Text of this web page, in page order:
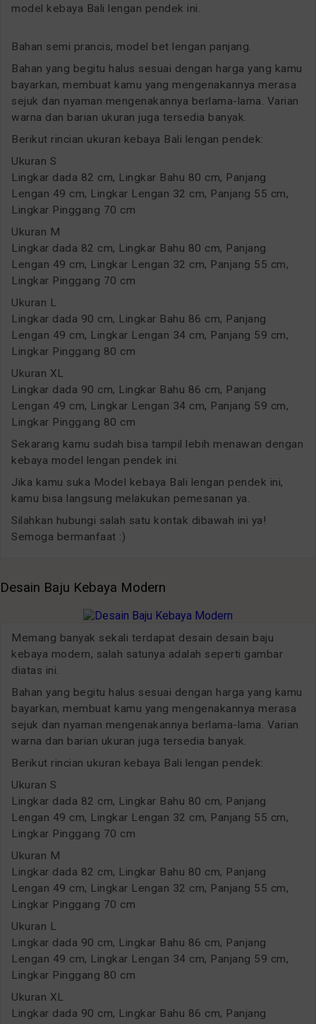
model kebaya Bali lengan pendek ini.
Bahan semi prancis, model bet lengan panjang.
Bahan yang begitu halus sesuai dengan harga yang kamu
bayarkan, membuat kamu yang mengenakannya merasa
sejuk dan nyaman mengenakannya berlama-lama. Varian
warna dan barian ukuran juga tersedia banyak.
Berikut rincian ukuran kebaya Bali lengan pendek:
Ukuran S
Lingkar dada 82 cm, Lingkar Bahu 80 cm, Panjang
Lengan 49 cm, Lingkar Lengan 32 cm, Panjang 55 cm,
Lingkar Pinggang 70 cm
Ukuran M
Lingkar dada 82 cm, Lingkar Bahu 80 cm, Panjang
Lengan 49 cm, Lingkar Lengan 32 cm, Panjang 55 cm,
Lingkar Pinggang 70 cm
Ukuran L
Lingkar dada 90 cm, Lingkar Bahu 86 cm, Panjang
Lengan 49 cm, Lingkar Lengan 34 cm, Panjang 59 cm,
Lingkar Pinggang 80 cm
Ukuran XL
Lingkar dada 90 cm, Lingkar Bahu 86 cm, Panjang
Lengan 49 cm, Lingkar Lengan 34 cm, Panjang 59 cm,
Lingkar Pinggang 80 cm
Sekarang kamu sudah bisa tampil lebih menawan dengan
kebaya model lengan pendek ini.
Jika kamu suka Model kebaya Bali lengan pendek ini,
kamu bisa langsung melakukan pemesanan ya.
Silahkan hubungi salah satu kontak dibawah ini ya!
Semoga bermanfaat :)
Desain Baju Kebaya Modern
Memang banyak sekali terdapat desain desain baju
kebaya modern, salah satunya adalah seperti gambar
diatas ini.
Bahan yang begitu halus sesuai dengan harga yang kamu
bayarkan, membuat kamu yang mengenakannya merasa
sejuk dan nyaman mengenakannya berlama-lama. Varian
warna dan barian ukuran juga tersedia banyak.
Berikut rincian ukuran kebaya Bali lengan pendek:
Ukuran S
Lingkar dada 82 cm, Lingkar Bahu 80 cm, Panjang
Lengan 49 cm, Lingkar Lengan 32 cm, Panjang 55 cm,
Lingkar Pinggang 70 cm
Ukuran M
Lingkar dada 82 cm, Lingkar Bahu 80 cm, Panjang
Lengan 49 cm, Lingkar Lengan 32 cm, Panjang 55 cm,
Lingkar Pinggang 70 cm
Ukuran L
Lingkar dada 90 cm, Lingkar Bahu 86 cm, Panjang
Lengan 49 cm, Lingkar Lengan 34 cm, Panjang 59 cm,
Lingkar Pinggang 80 cm
Ukuran XL
Lingkar dada 90 cm, Lingkar Bahu 86 cm, Panjang